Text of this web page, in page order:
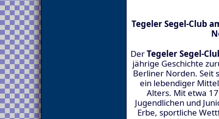
Tegeler Segel-Club
DerTegeler Segel-
jährige Geschichte
Berliner Norden. Seit
ein lebendiger
Alters. Mit etwa
Jugendlichen und
Erbe, sportliche